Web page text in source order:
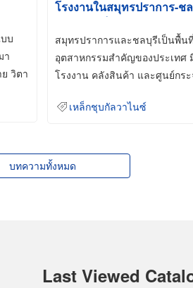
บ
า
วิตา
โรงงานในสมุทรปราการ-ช
Galvanized)
สมุทรปราการและชลบุรีเป็นพื้น
อุตสาหกรรมสำคัญของประเทศ
โรงงาน คลังสินค้า และศูนย์กระ
เหล็กชุบกัลวาไนซ์
บทความทั้งหมด
Last Viewed